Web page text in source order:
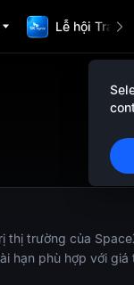
Lễ hội
thị trường của
hạn phù hợp với